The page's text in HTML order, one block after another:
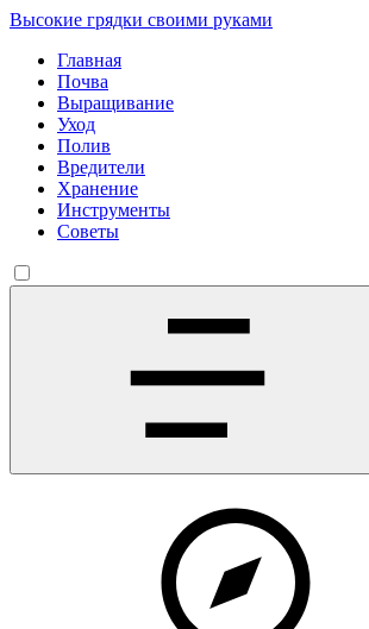
Высокие грядки своими руками
Главная
Почва
Выращивание
Уход
Полив
Вредители
Хранение
Инструменты
Советы